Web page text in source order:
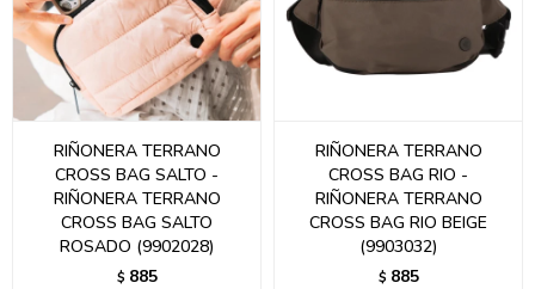
RIÑONERA TERRANO
CROSS BAG SALTO -
RIÑONERA TERRANO
CROSS BAG SALTO
ROSADO (9902028)
$ 885
RIÑONERA TERRANO
CROSS BAG RIO -
RIÑONERA TERRANO
CROSS BAG RIO BEIGE
(9903032)
$ 885